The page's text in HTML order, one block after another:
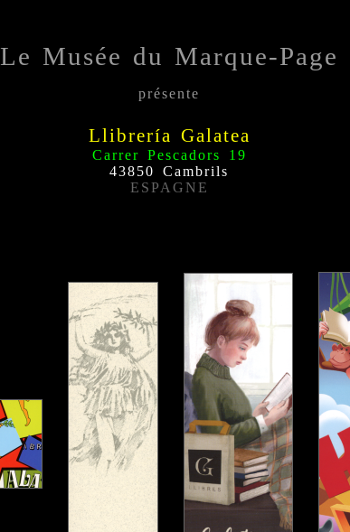
Le Musée du Marque-Page
présente
Llibrería Galatea
Carrer Pescadors 19
43850 Cambrils
ESPAGNE